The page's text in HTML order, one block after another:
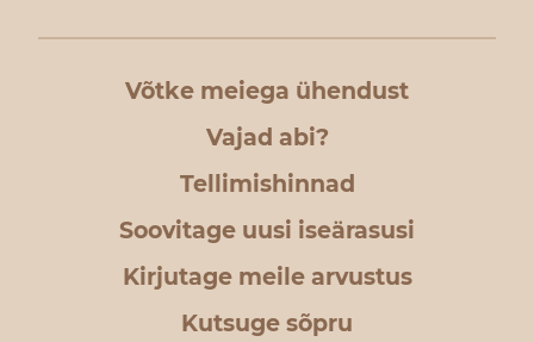
Võtke meiega ühendust
Vajad abi?
Tellimishinnad
Soovitage uusi iseärasusi
Kirjutage meile arvustus
Kutsuge sõpru